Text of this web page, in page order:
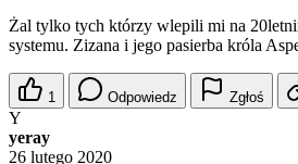
Żal tylko tych którzy wlepili mi na
systemu. Zizana i jego pasierba króla
1 Odpowiedz Zgłoś
Y
yeray
26 lutego 2020